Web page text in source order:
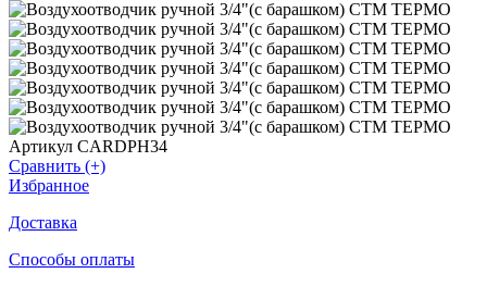
Артикул CARDPH34
Сравнить (+)
Избранное
Доставка
Способы оплаты